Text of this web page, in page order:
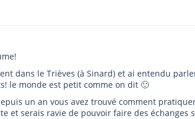
dans le Trièves (à Sinard) et ai entendu
le monde est petit comme on dit 🙂
un an vous avez trouvé comment
et serais ravie de pouvoir faire des échanges